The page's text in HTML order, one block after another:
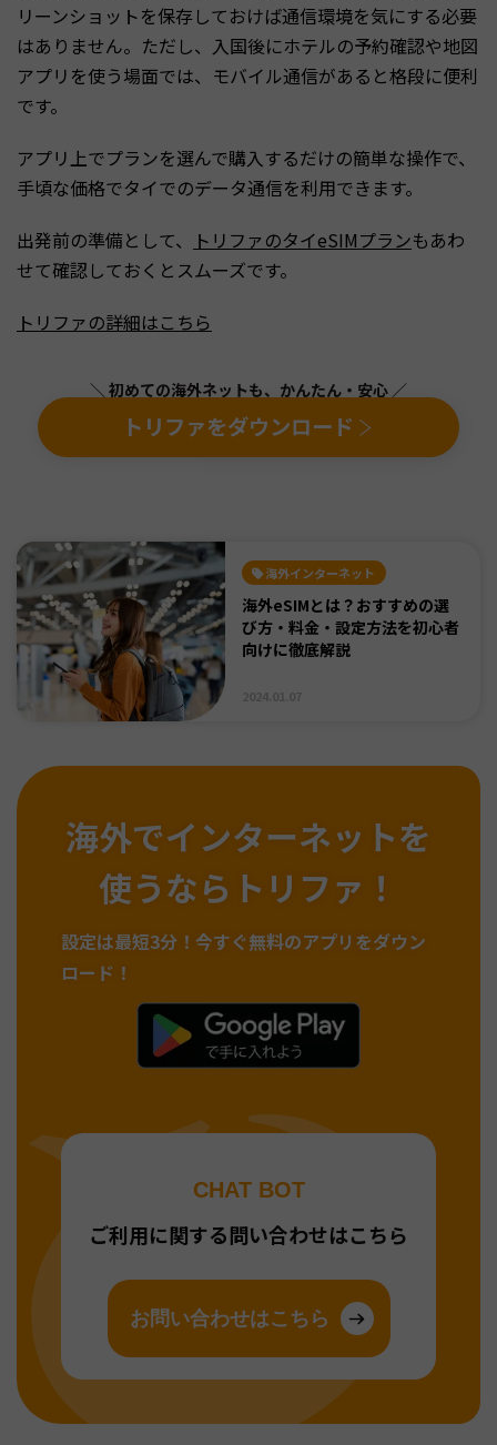
リーンショットを保存しておけば通信環境を気にする必要
はありません。ただし、入国後にホテルの予約確認や地図
アプリを使う場面では、モバイル通信があると格段に便利
です。
アプリ上でプランを選んで購入するだけの簡単な操作で、
手頃な価格でタイでのデータ通信を利用できます。
出発前の準備として、
トリファのタイeSIMプランもあわ
せて確認しておくとスムーズです。
トリファの詳細はこちら
＼ 初めての海外ネットも、かんたん・安心 ／
トリファをダウンロード
海外インターネット
海外eSIMとは？おすすめの選
び方・料金・設定方法を初心者
向けに徹底解説
海外でインターネットを
使うならトリファ！
設定は最短3分！ 今すぐ無料のアプリをダウン
ロード！
CHAT BOT
ご利用に関する問い合わせはこちら
お問い合わせはこちら